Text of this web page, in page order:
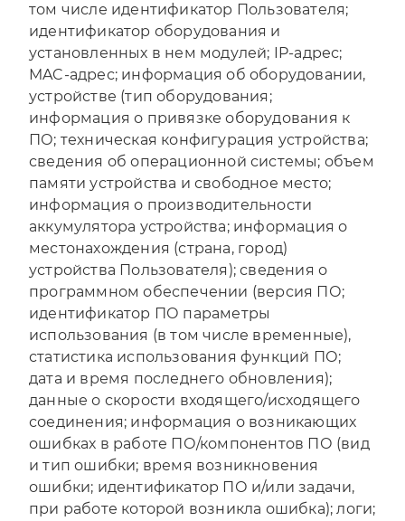
том числе идентификатор Пользователя;
идентификатор оборудования и
установленных в нем модулей; IP-адрес;
MAC-адрес; информация об оборудовании,
устройстве (тип оборудования;
информация о привязке оборудования к
ПО; техническая конфигурация устройства;
сведения об операционной системы; объем
памяти устройства и свободное место;
информация о производительности
аккумулятора устройства; информация о
местонахождения (страна, город)
устройства Пользователя); сведения о
программном обеспечении (версия ПО;
идентификатор ПО параметры
использования (в том числе временные),
статистика использования функций ПО;
дата и время последнего обновления);
данные о скорости входящего/исходящего
соединения; информация о возникающих
ошибках в работе ПО/компонентов ПО (вид
и тип ошибки; время возникновения
ошибки; идентификатор ПО и/или задачи,
при работе которой возникла ошибка); логи;